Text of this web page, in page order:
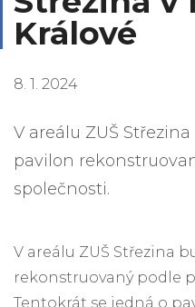
Králové
8. 1. 2024
V areálu ZUŠ
pavilon
společnosti.
V areálu ZUŠ Střezina
rekonstruovaný podle
Tentokrát se jedná o